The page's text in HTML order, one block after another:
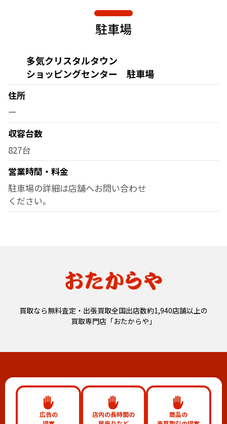
駐車場
多気クリスタルタウン
ショッピングセンター 駐車場
住所
ー
収容台数
827台
営業時間・料金
駐車場の詳細は店舗へお問い合わせ
ください。
買取なら無料査定・出張買取全国出店数約1,940店舗以上の
買取専門店「おたからや」
広告の
店内の長時間の
商品の